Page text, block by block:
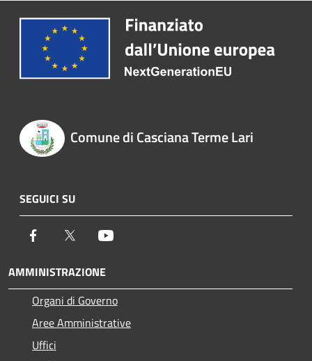
Comune di Casciana Terme Lari
SEGUICI SU
Facebook Twitter
AMMINISTRAZIONE
Organi di Governo
Aree Amministrative
Uffici